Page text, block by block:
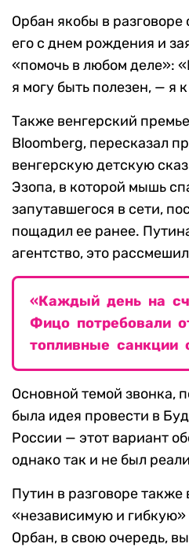
Орбан якобы в
его с днем рождения и
«помочь в любом деле»:
я могу быть полезен, — я
Также венгерский
Bloomberg, пересказал
венгерскую детскую
Эзопа, в которой мышь
запутавшегося в сети,
пощадил ее ранее.
агентство, это
«Каждый день на
Фицо потребовали
топливные санкции
Основной темой звонка,
была идея провести в
России — этот вариант
однако так и не был
Путин в разговоре также
«независимую и
Орбан, в свою очередь,